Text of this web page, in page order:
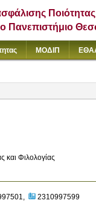
Ποιότητας
Πανεπιστήμιο
ΜΟΔΙΠ
και Φιλολογίας
2310997599